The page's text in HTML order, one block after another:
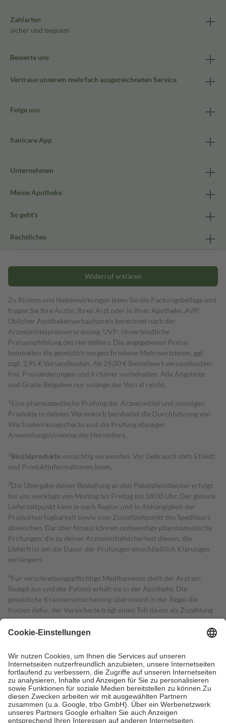
Zahlarten
sicher und bequem
Bewerte uns
Vertraue unserem mehrfach ausgezeichneten Service
Folge uns
Sanicare App
Unternehmen
Meine Apotheke
So geht's
Rechtliches
Widerruf erklären
Zu Risiken und Nebenwirkungen lesen Sie die Packungsbeilage und
fragen Sie Ihre Ärztin, Ihren Arzt oder in Ihrer Apotheke. AVP:
Üblicher Apothekenverkaufspreis berechnet nach der
Arzneimittelpreisverordnung. UVP: Unverbindliche
Preisempfehlung des Herstellers. Die angegebenen Preise
beinhalten die gesetzlich vorgeschriebene Mehrwertsteuer, ggf.
zzgl. 3,95 € Versandkosten. Ab 29,00 € Bestell­wert versand­kosten­
frei. Preisänderungen und Irrtümer vorbehalten. Alle Angebote
und Gratis-Beigaben nur solange der Vorrat reicht.
1 Eine pharmazeutische Prüfung der Arzneimittel und sonstigen
Produkte in deinem Warenkorb beinhaltet die Durchführung von
Wechselwirkungschecks und die Prüfung etwaiger
Anwendungshinweise des Herstellers.
2Biozidproduktevorsichtig verwenden. Vor Gebrauch stets Etikett
und Produktinformationen lesen.
3Die Übergabe deiner Bestellung an den Paketdienstleister erfolgt
bei uns werktags von Montag bis Freitag bis 18:00 Uhr. Der genaue
Lieferzeitpunkt kann je nach Region und in Abhängigkeit der
Produktverfügbarkeit sowie vom Zustellzeitpunkt des Spediteurs
abweichen. Darüber hinaus können notwendige pharmazeutische
Prüfungen, die zu deiner Arzneimittelsicherheit dienen, die
Lieferfrist um die Dauer der Prüfungen einschließlich Klärungen
verlängern.
4Für verschreibungspflichtige Medikamente stellt der Arzt ein
Rezept aus und der Patient erhält sie in der Apotheke. Die
gesetzliche Krankenversicherung übernimmt in der Regel die
Kosten dafür, der Versicherte trägt einen Teil davon als Zuzahlung
mit.
Grundsätzlich leisten Mitglieder Zuzahlungen in Höhe von zehn
höchstens zehn Euro.
Es sind jedoch nie mehr als die tatsächlichen
Kosten der Leistung zu entrichten.
Diese Regeln gelten grundsätzlich auch für Online-Apotheken.
Bei Heilmitteln und häuslicher Krankenpflege beträgt die
Zuzahlung zehn Prozent der Kosten sowie zehn Euro je
Verordnung.
Um das Engagement der Versicherten für ihre eigene Gesundheit zu